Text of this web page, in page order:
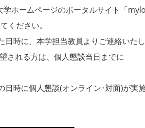
ホームページのポータルサイト「
ください。
時に、本学担当教員よりご連絡いたし
される方は、個人懇談当日までに
時に個人懇談(オンライン･対面)が実